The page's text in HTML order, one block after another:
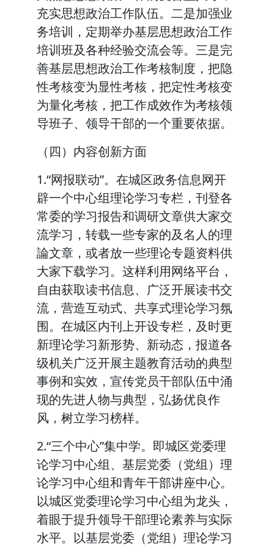
充实思想政治工作队伍。二是加强业
务培训，定期举办基层思想政治工作
培训班及各种经验交流会等。三是完
善基层思想政治工作考核制度，把隐
性考核变为显性考核，把定性考核变
为量化考核，把工作成效作为考核领
导班子、领导干部的一个重要依据。
（四）内容创新方面
1.“网报联动”。在城区政务信息网开
辟一个中心组理论学习专栏，刊登各
常委的学习报告和调研文章供大家交
流学习，转载一些专家的及名人的理
論文章，或者放一些理论专题资料供
大家下载学习。这样利用网络平台，
自由获取读书信息、广泛开展读书交
流，营造互动式、共享式理论学习氛
围。在城区内刊上开设专栏，及时更
新理论学习新形势、新动态，报道各
级机关广泛开展主题教育活动的典型
事例和实效，宣传党员干部队伍中涌
现的先进人物与典型，弘扬优良作
风，树立学习榜样。
2.“三个中心”集中学。即城区党委理
论学习中心组、基层党委（党组）理
论学习中心组和青年干部讲座中心。
以城区党委理论学习中心组为龙头，
着眼于提升领导干部理论素养与实际
水平。以基层党委（党组）理论学习